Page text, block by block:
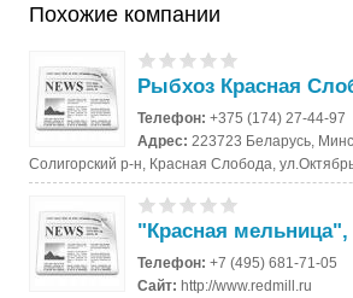
Похожие компании
Рыбхоз Красная
Телефон:+375 (174) 27-44-97
Адрес: 223723 Беларусь,
Солигорский р-н, Красная Слобода,
"Красная мельница",
Телефон:+7 (495) 681-71-05
Сайт:http://www.redmill.ru